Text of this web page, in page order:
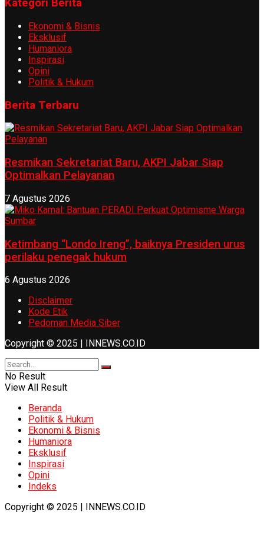
Kategori Berita
Ekonomi & Bisnis
Eksklusif
Humaniora
Inspirasi
Opini
Politik & Hukum
Berita Terbaru
Resmikan Sekretariat Baru, AKPI Jabar Siap
Optimalkan Pelayanan
7 Agustus 2026
Ketimbang “Londo Ireng”, baiknya Presiden urus
perilaku penegak hukum
6 Agustus 2026
Disclaimer
Kode Etik
Pedoman Media Siber
Copyright © 2025 | INNEWS.CO.ID
No Result
View All Result
Beranda
Politik & Hukum
Ekonomi & Bisnis
Humaniora
Eksklusif
Inspirasi
Opini
Indeks
Copyright © 2025 | INNEWS.CO.ID